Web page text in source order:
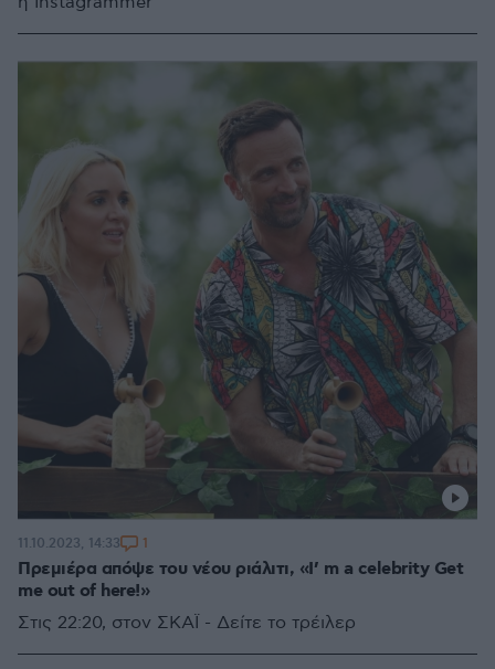
Πρεμιέρα απόψε του νέου ριάλιτι, «I’ m a celebrity Get
me out of here!»
Στις 22:20, στον ΣΚΑΪ - Δείτε το τρέιλερ
11.10.2023, 14:33 1